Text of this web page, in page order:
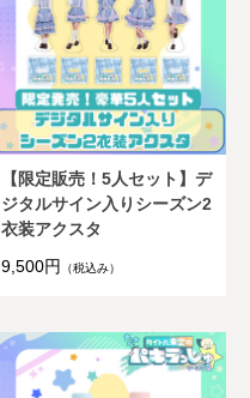
【限定販売！5人セット】デ
ジタルサイン入りシーズン2
衣装アクスタ
9,500円
（税込み）